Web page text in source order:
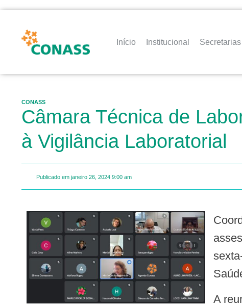
Início Institucional
CONASS
Câmara Técnica de
à Vigilância Laboratorial
Publicado em janeiro 26, 2024 9:00 am
Coordenada pela assessora técnica Maria Cecília Brito, com a participação dos
A reunião teve como objetivo discutir temas e demandas que serão sistematizados em um